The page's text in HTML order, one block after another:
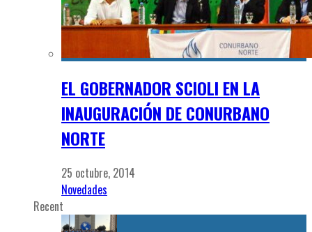
EL GOBERNADOR SCIOLI EN LA
INAUGURACIÓN DE CONURBANO
NORTE
25 octubre, 2014
Novedades
Recent